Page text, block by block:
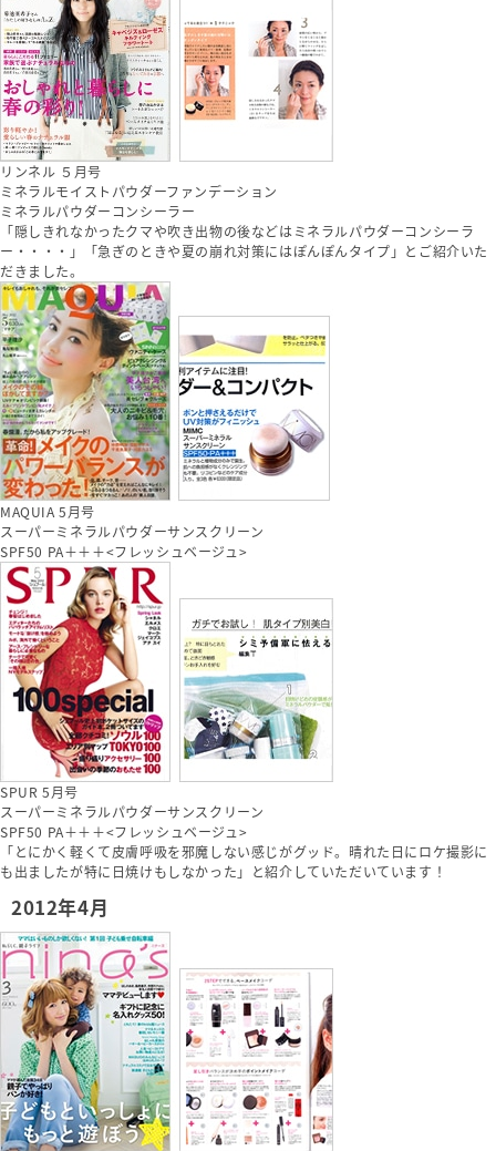
リンネル ５月号
ミネラルモイストパウダーファンデーション
ミネラルパウダーコンシーラー
「隠しきれなかったクマや吹き出物の後などはミネラルパウダーコンシーラ
ー・・・・」「急ぎのときや夏の崩れ対策にはぽんぽんタイプ」とご紹介いた
だきました。
MAQUIA 5月号
スーパーミネラルパウダーサンスクリーン
SPF50 PA＋＋＋<フレッシュベージュ>
SPUR 5月号
スーパーミネラルパウダーサンスクリーン
SPF50 PA＋＋＋<フレッシュベージュ>
「とにかく軽くて皮膚呼吸を邪魔しない感じがグッド。晴れた日にロケ撮影に
も出ましたが特に日焼けもしなかった」と紹介していただいています！
2012年4月